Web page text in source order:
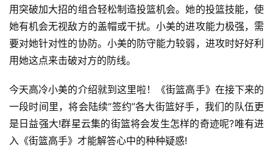
机
游
戏
机
戏
休
用突破加大招的组合轻松制造投篮机会。她的投篮技能，使
她有机会无视敌方的盖帽或干扰。小美的进攻能力极强，需
要对她针对性的协防。小美的防守能力较弱，进攻时好好利
用她这点来击破对方的防线。
今天高冷小美的介绍就到这里啦！《街篮高手》在接下来的
一段时间里，将会陆续“签约”各大街篮好手，我们的队伍更
是日益强大!群星云集的街篮将会发生怎样的奇迹呢?唯有进
入《街篮高手》才能解答心中的种种疑惑!